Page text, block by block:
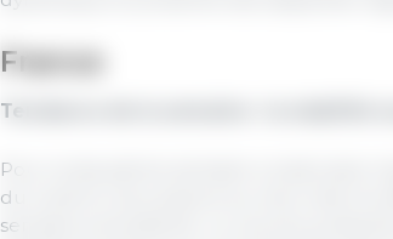
France
Tendance de la semaine : la stabilité
Pour la deuxième semaine consécutive
du lundi et celui avancé au mercredi ont
semaine précédente. Le volume